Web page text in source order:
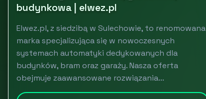
budynkowa | elwez.pl
Elwez.pl, z siedzibą w Sulechowie, to renomowana
marka specjalizująca się w nowoczesnych
systemach automatyki dedykowanych dla
budynków, bram oraz garaży. Nasza oferta
obejmuje zaawansowane rozwiązania...